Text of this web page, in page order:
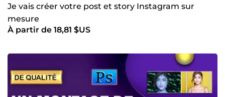
Je vais créer votre post et story Instagram sur
mesure
À partir de 18,81 $US